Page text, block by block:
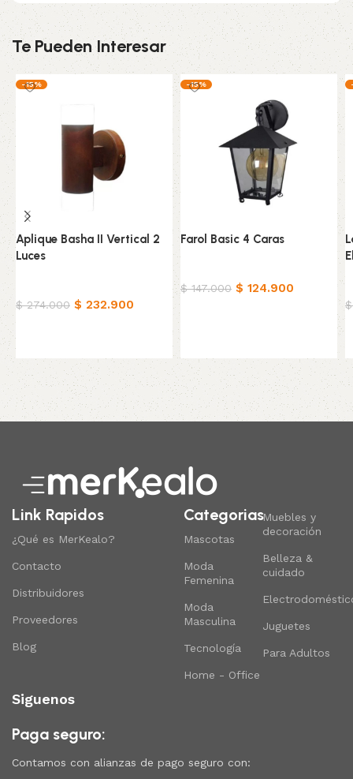
Te Pueden Interesar
-15%
Aplique Basha II Vertical 2
Luces
$274.000 $ 232.900
-15%
Farol Basic 4 Caras
$147.000 $ 124.900
$
Read More
Link Rapidos
¿Qué es MerKealo?
Contacto
Distribuidores
Proveedores
Blog
Categorias
Mascotas
Moda
Femenina
Moda
Masculina
Tecnología
Home - Office
Muebles y
decoración
Belleza &
cuidado
Juguetes
Para Adultos
Siguenos
Paga seguro:
Contamos con alianzas de pago seguro con: